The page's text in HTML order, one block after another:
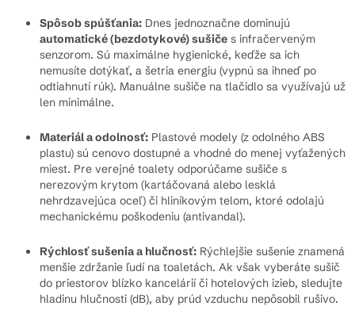
Spôsob spúšťania: Dnes jednoznačne dominujú
automatické (bezdotykové) sušiče s infračerveným
senzorom. Sú maximálne hygienické, keďže sa ich
nemusíte dotýkať, a šetria energiu (vypnú sa ihneď po
odtiahnutí rúk). Manuálne sušiče na tlačidlo sa využívajú už
len minimálne.
Materiál a odolnosť: Plastové modely (z odolného ABS
plastu) sú cenovo dostupné a vhodné do menej vyťažených
miest. Pre verejné toalety odporúčame sušiče s
nerezovým krytom (kartáčovaná alebo lesklá
nehrdzavejúca oceľ) či hliníkovým telom, ktoré odolajú
mechanickému poškodeniu (antivandal).
Rýchlosť sušenia a hlučnosť: Rýchlejšie sušenie znamená
menšie zdržanie ľudí na toaletách. Ak však vyberáte sušič
do priestorov blízko kancelárií či hotelových izieb, sledujte
hladinu hlučnosti (dB), aby prúd vzduchu nepôsobil rušivo.